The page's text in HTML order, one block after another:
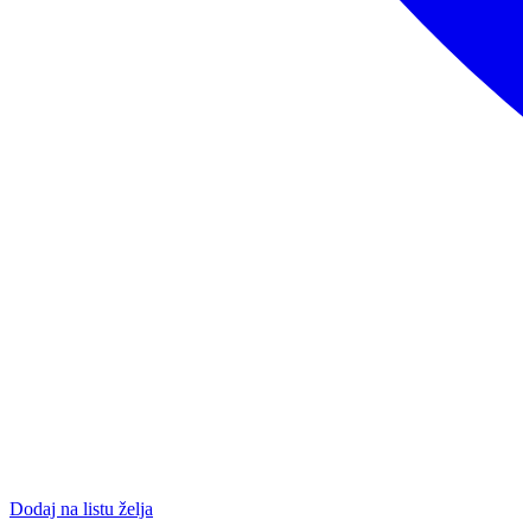
Dodaj na listu želja